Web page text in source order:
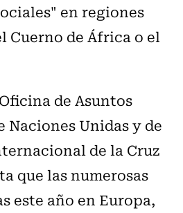
en regiones
Cuerno de África o el
de Asuntos
Naciones Unidas y de
de la Cruz
que las numerosas
este año en Europa,